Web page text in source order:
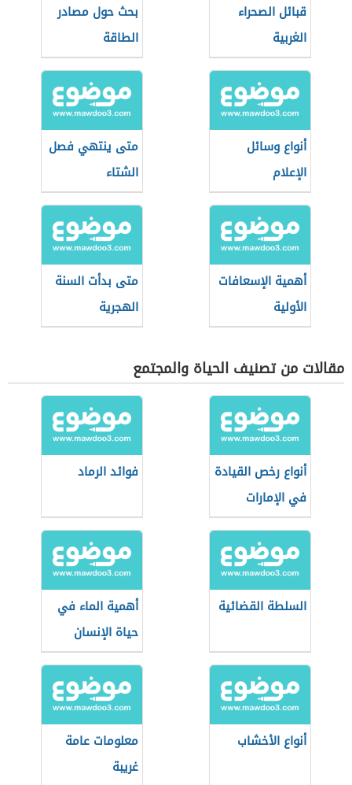
قبائل الصحراء
الغربية
بحث حول مصادر
الطاقة
أنواع وسائل
الإعلام
متى ينتهي فصل
الشتاء
أهمية الإسعافات
الأولية
متى بدأت السنة
الهجرية
مقالات من تصنيف الحياة والمجتمع
أنواع رخص القيادة
في الإمارات
فوائد الرماد
السلطة القضائية
أهمية الماء في
حياة الإنسان
أنواع الأخشاب
معلومات عامة
غريبة